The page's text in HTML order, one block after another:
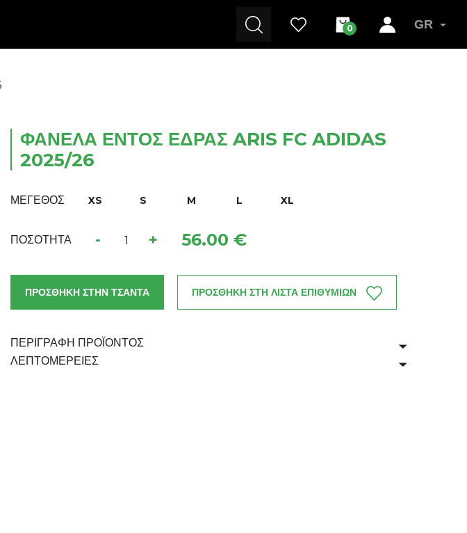
0 GR
ΦΑΝΈΛΑ ΕΝΤΟΣ ΈΔΡΑΣ ARIS FC ADIDAS
2025/26
ΜΕΓΕΘΟΣ XS S M L XL
ΠΟΣΟΤΗΤΑ - + 56.00 €
ΠΡΟΣΘΗΚΗ ΣΤΗΝ ΤΣΑΝΤΑ ΠΡΟΣΘΗΚΗ ΣΤΗ ΛΙΣΤΑ ΕΠΙΘΥΜΙΩΝ
ΠΕΡΙΓΡΑΦΗ ΠΡΟΪΟΝΤΟΣ
ΛΕΠΤΟΜΈΡΕΙΕΣ